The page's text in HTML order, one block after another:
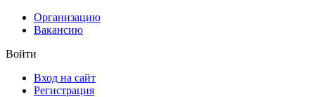
Организацию
Вакансию
Войти
Вход на сайт
Регистрация